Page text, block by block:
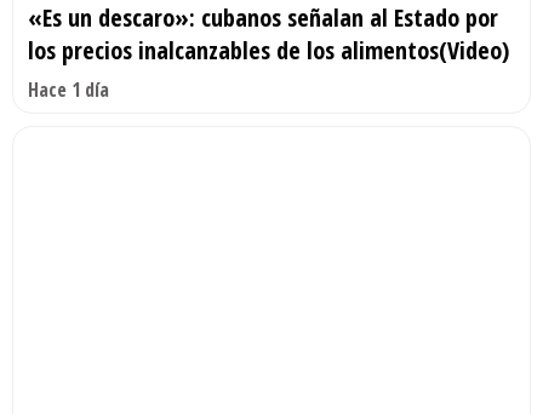
«Es un descaro»: cubanos señalan al Estado por
los precios inalcanzables de los alimentos(Video)
Hace 1 día